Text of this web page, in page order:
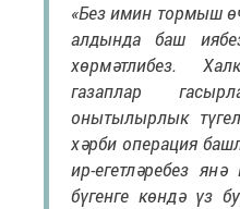
«Без имин тормыш
алдында баш
хөрмәтлибез.
газаплар
онытылырлык
хәрби операция
ир-егетләребез
бүгенге көндә үз